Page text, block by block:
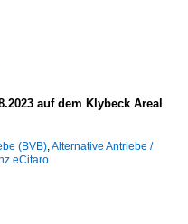
auf dem Klybeck Areal
(BVB),Alternative Antriebe /
eCitaro